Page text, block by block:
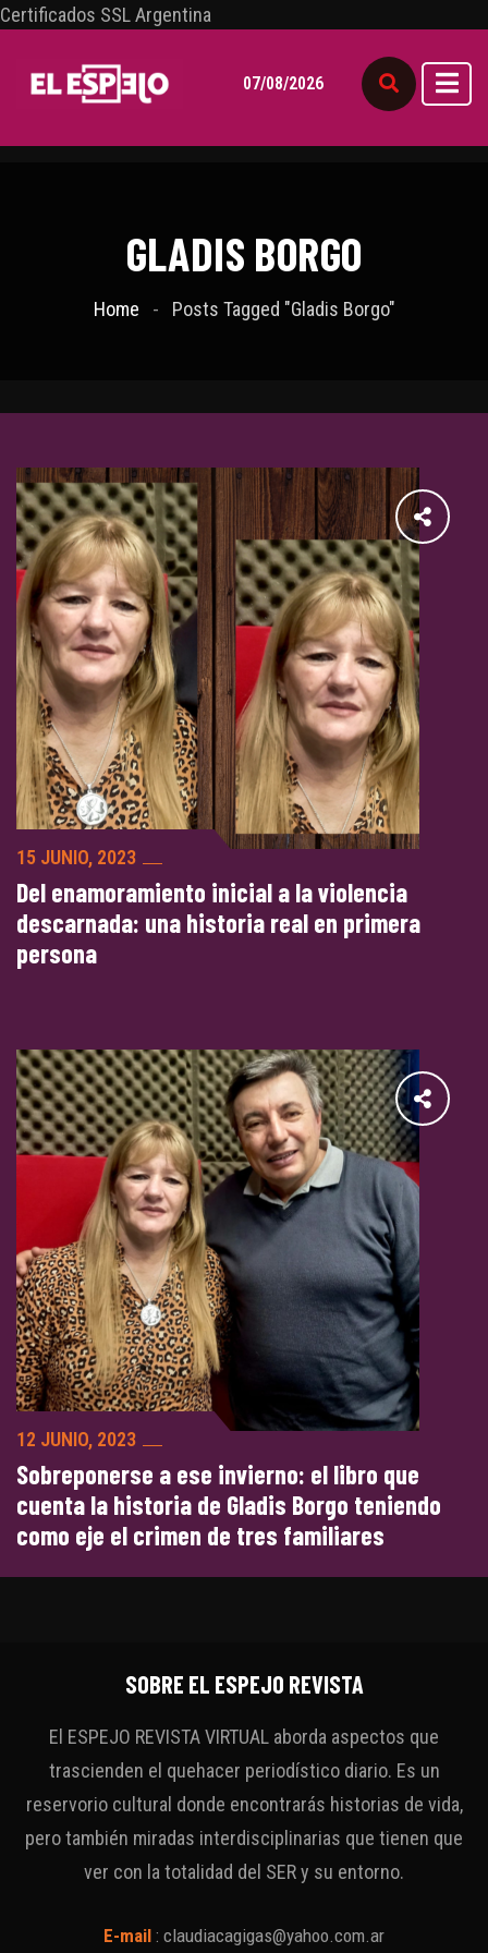
Certificados SSL Argentina
07/08/2026
GLADIS BORGO
Home Posts Tagged "Gladis Borgo"
15 JUNIO, 2023
Del enamoramiento inicial a la violencia
descarnada: una historia real en primera
persona
12 JUNIO, 2023
Sobreponerse a ese invierno: el libro que
cuenta la historia de Gladis Borgo teniendo
como eje el crimen de tres familiares
SOBRE EL ESPEJO REVISTA
El ESPEJO REVISTA VIRTUAL aborda aspectos que
trascienden el quehacer periodístico diario. Es un
reservorio cultural donde encontrarás historias de vida,
pero también miradas interdisciplinarias que tienen que
ver con la totalidad del SER y su entorno.
E-mail : claudiacagigas@yahoo.com.ar